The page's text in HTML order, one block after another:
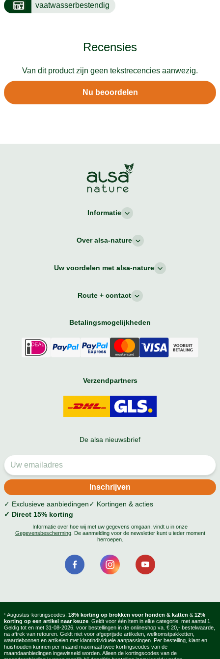
vaatwasserbestendig
Recensies
Van dit product zijn geen tekstrecencies aanwezig.
Nu beoordelen
Informatie
Over alsa-nature
Uw voordelen met alsa-nature
Route + contact
Betalingsmogelijkheden
Verzendpartners
De alsa nieuwsbrief
✓ Exclusieve aanbiedingen✓ Kortingen & acties
✓ Direct 15% korting
Informatie over hoe wij met uw gegevens omgaan, vindt u in onze
Gegevensbescherming. De aanmelding voor de newsletter kunt u ieder moment
herroepen.
¹ Augustus-kortingscodes: 18% korting op brokken voor honden & katten &12%
korting op een artikel naar keuze. Geldt voor één item in elke categorie, met aantal 1.
Geldig tot en met 31-08-2026, voor bestellingen in de onlineshop va. € 20,- bestelwaarde,
na aftrek van retouren. Geldt niet voor afgeprijsde artikelen, welkomstpakketten,
waardebonnen en artikelen met klantindividuele aanpassingen. Per bestelling, klant en
huishouden kunnen per maand maximaal twee kortingscodes van de
maandaanbiedingen ingewisseld worden. Alleen de kortingscodes van de